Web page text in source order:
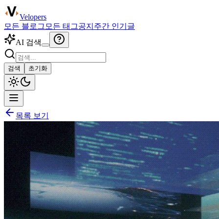
Velopers
모든 블로그 모든 태그공지 주간 인기글
AI 검색
검색 초기화
목록 보기